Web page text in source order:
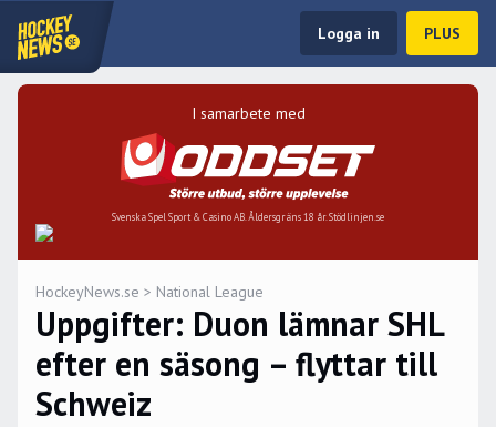
Logga in PLUS
I samarbete med
Svenska Spel Sport & Casino AB. Åldersgräns 18 år. Stödlinjen.se
HockeyNews.se > National League
Uppgifter: Duon lämnar SHL
efter en säsong – flyttar till
Schweiz